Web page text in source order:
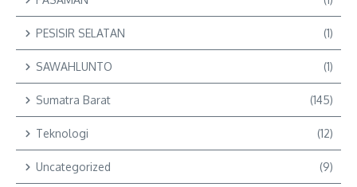
PESISIR SELATAN (1)
SAWAHLUNTO (1)
Sumatra Barat (145)
Teknologi (12)
Uncategorized (9)